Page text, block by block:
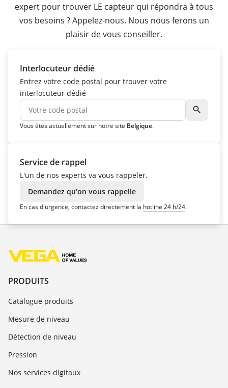
expert pour trouver LE capteur qui répondra à tous
vos besoins ? Appelez-nous. Nous nous ferons un
plaisir de vous conseiller.
Interlocuteur dédié
Entrez votre code postal pour trouver votre
interlocuteur dédié
search
Vous êtes actuellement sur notre site Belgique.
Service de rappel
L'un de nos experts va vous rappeler.
Demandez qu'on vous rappelle
En cas d'urgence, contactez directement la hotline 24 h/24.
PRODUITS
Catalogue produits
Mesure de niveau
Détection de niveau
Pression
Nos services digitaux